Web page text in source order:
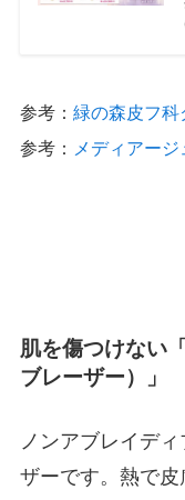
参考： 緑の森皮フ科
参考：
メディアー
肌を傷つけない
ブレーザー）」
ノンアブレイデ
ザーです。熱で